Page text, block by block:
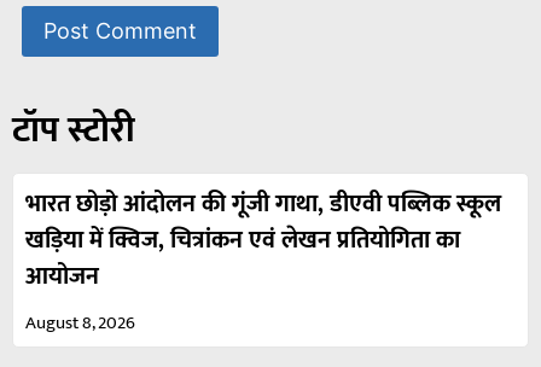
टॉप स्टोरी
भारत छोड़ो आंदोलन की गूंजी गाथा, डीएवी पब्लिक स्कूल
खड़िया में क्विज, चित्रांकन एवं लेखन प्रतियोगिता का
आयोजन
August 8, 2026